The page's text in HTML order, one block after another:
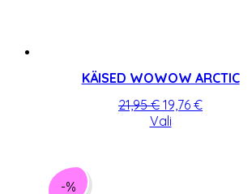
KÄISED WOWOW ARCTIC
21,95€ Algne
hind
19,76 €Praegune
ValiSellel
-%